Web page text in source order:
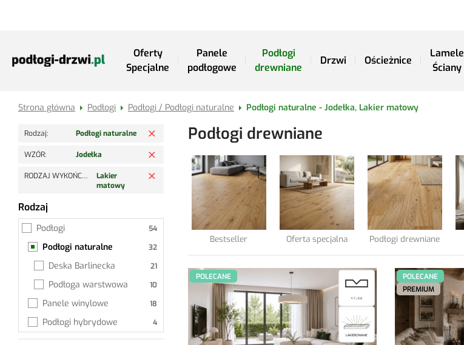
Oferty
Specjalne
Panele
podłogowe
Podłogi
drewniane
Drzwi Ościeżnice
Lamele
Ściany
Strona główna Podłogi Podłogi / Podłogi naturalne Podłogi naturalne - Jodełka, Lakier matowy
Rodzaj Podłogi naturalne Usuń filtr
WZÓR Jodełka Usuń filtr
RODZAJ WYKOŃCZENIA
Lakier
matowy
Usuń filtr
Rodzaj
Podłogi
Podłogi naturalne
Deska Barlinecka
Podłoga warstwowa
Panele winylowe
Podłogi hybrydowe
Podłogi drewniane
Bestseller Oferta specjalna Podłogi drewniane
POLECANE
POLECANE
PREMIUM